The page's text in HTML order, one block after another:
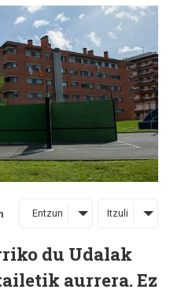
Entzun Itzuli
du Udalak
aurrera. Ez